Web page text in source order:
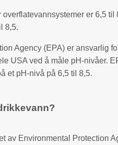
er 6,5 til
8,5.
Agency (EPA) er ansvarlig
USA ved å måle pH-nivåer.
et pH-nivå på 6,5 til 8,5.
av Environmental Protection